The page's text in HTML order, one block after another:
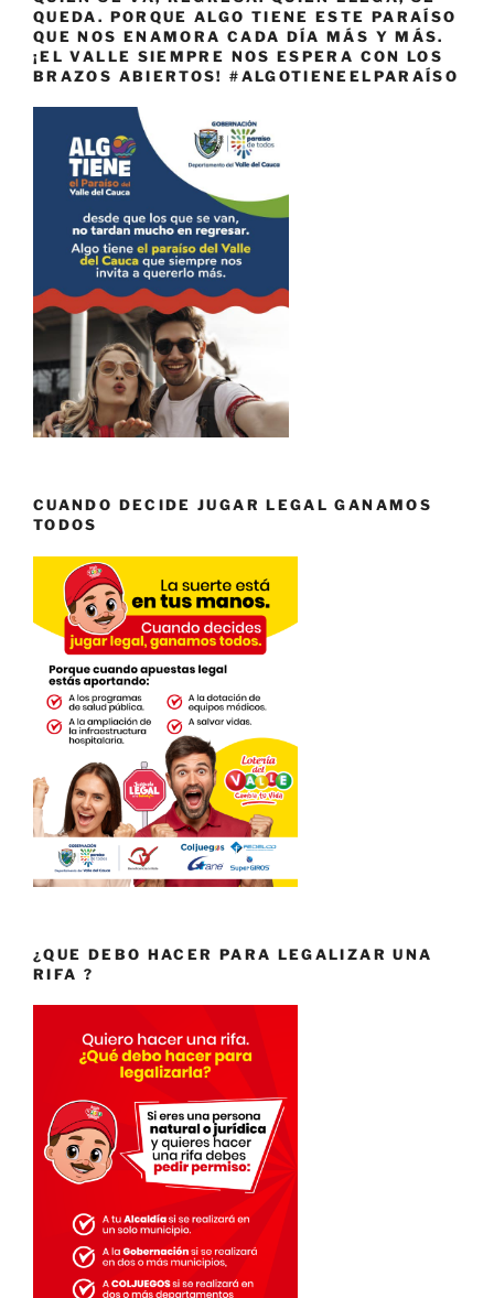
QUEDA. PORQUE ALGO TIENE ESTE PARAÍSO
QUE NOS ENAMORA CADA DÍA MÁS Y MÁS.
¡EL VALLE SIEMPRE NOS ESPERA CON LOS
BRAZOS ABIERTOS! #ALGOTIENEELPARAÍSO
CUANDO DECIDE JUGAR LEGAL GANAMOS
TODOS
¿QUE DEBO HACER PARA LEGALIZAR UNA
RIFA ?